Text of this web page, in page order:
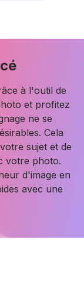
à l'outil de
et profitez
ne se
Cela
sujet et de
votre photo.
d'image en
avec une